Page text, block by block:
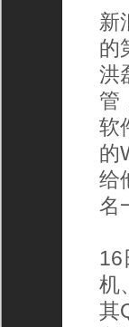
新
的
洪
管
软
的
给
名
16
机
其